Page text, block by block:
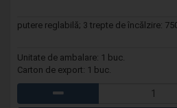
putere reglabilă; 3 trepte de încălzire:
Unitate de ambalare: 1 buc.
Carton de export: 1 buc.